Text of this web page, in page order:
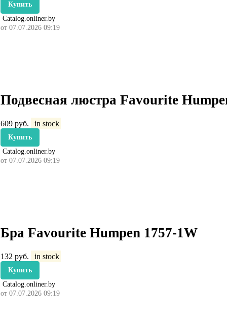
Купить
Catalog.onliner.by
от 07.07.2026 09:19
Подвесная люстра Favourite
609 руб. in stock
Купить
Catalog.onliner.by
от 07.07.2026 09:19
Бра Favourite Humpen 1757-1W
132 руб. in stock
Купить
Catalog.onliner.by
от 07.07.2026 09:19